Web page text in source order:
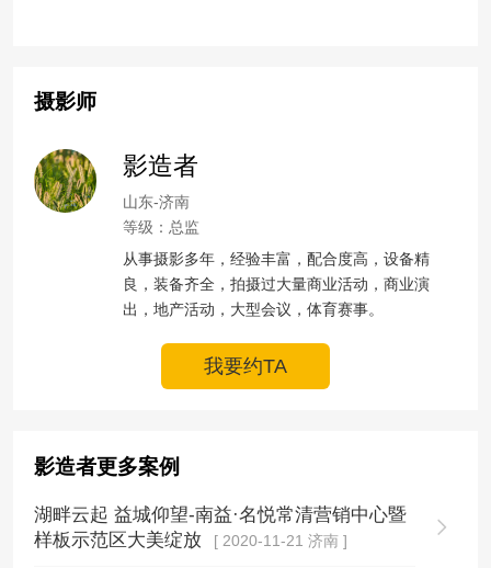
摄影师
影造者
山东-济南
等级：总监
从事摄影多年，经验丰富，配合度高，设备精
良，装备齐全，拍摄过大量商业活动，商业演
出，地产活动，大型会议，体育赛事。
我要约TA
影造者更多案例
湖畔云起 益城仰望-南益·名悦常清营销中心暨
样板示范区大美绽放
[ 2020-11-21 济南 ]